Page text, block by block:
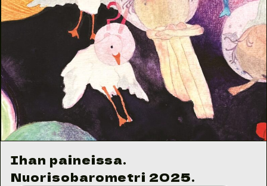
Ihan paineissa.
Nuorisobarometri 2025.